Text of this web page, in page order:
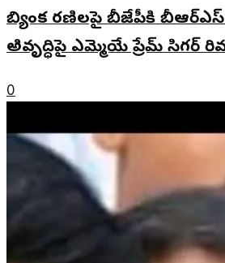
బ్యింక రణిలపై బీజేపీకి
అివృద్ధిపై ఎమ్మెయే ప్రేమ్ సిగర్
0